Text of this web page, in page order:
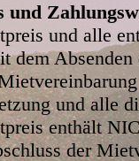
und
und alle
dem
und alle
enthält
der